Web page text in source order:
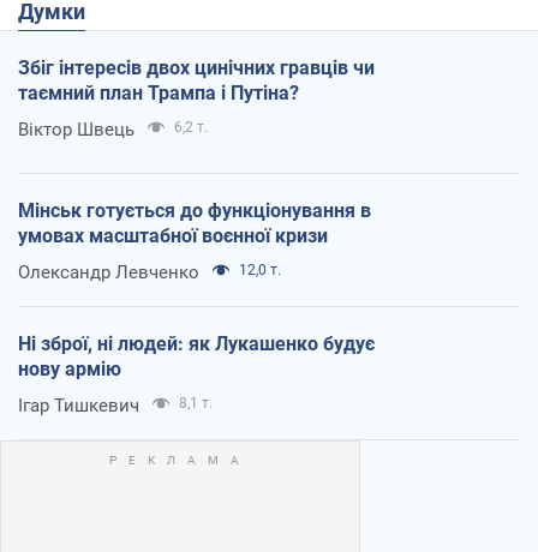
Думки
Збіг інтересів двох цинічних гравців чи
таємний план Трампа і Путіна?
Віктор Швець 6,2 т.
Мінськ готується до функціонування в
умовах масштабної воєнної кризи
Олександр Левченко 12,0 т.
Ні зброї, ні людей: як Лукашенко будує
нову армію
Ігар Тишкевич 8,1 т.